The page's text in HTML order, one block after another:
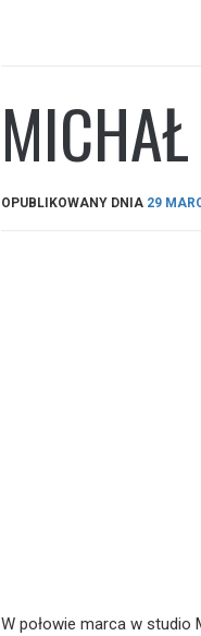
OPUBLIKOWANY DNIA 29
W połowie marca w studio